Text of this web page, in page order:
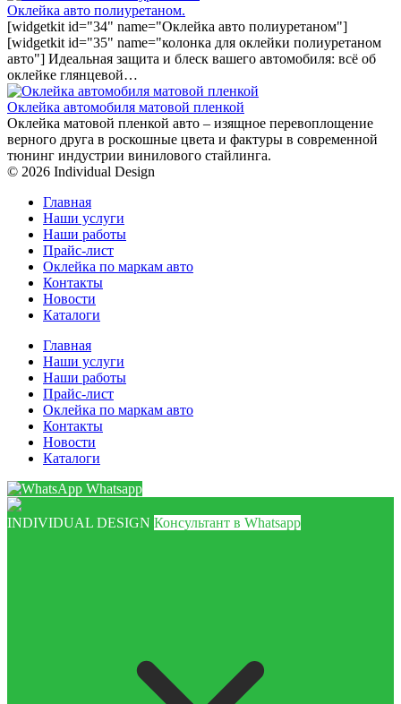
Оклейка авто полиуретаном.
[widgetkit id="34" name="Оклейка авто полиуретаном"]
[widgetkit id="35" name="колонка для оклейки полиуретаном
авто"] Идеальная защита и блеск вашего автомобиля: всё об
оклейке глянцевой…
Оклейка автомобиля матовой пленкой
Оклейка матовой пленкой авто – изящное перевоплощение
верного друга в роскошные цвета и фактуры в современной
тюнинг индустрии винилового стайлинга.
© 2026 Individual Design
Главная
Наши услуги
Наши работы
Прайс-лист
Оклейка по маркам авто
Контакты
Новости
Каталоги
Главная
Наши услуги
Наши работы
Прайс-лист
Оклейка по маркам авто
Контакты
Новости
Каталоги
Whatsapp
INDIVIDUAL DESIGN Консультант в Whatsapp